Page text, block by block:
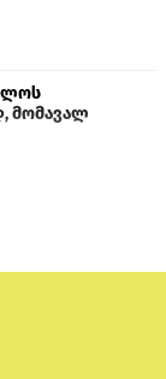
მომავალ